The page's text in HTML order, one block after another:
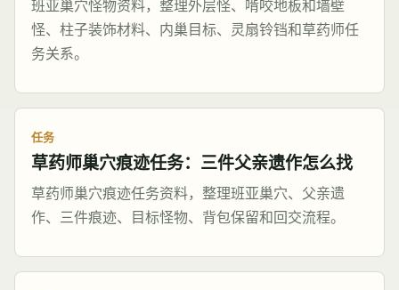
班亚巢穴怪物资料，整理外层怪、啃咬地板和墙壁
怪、柱子装饰材料、内巢目标、灵扇铃铛和草药师任
务关系。
任务
草药师巢穴痕迹任务：三件父亲遗作怎么找
草药师巢穴痕迹任务资料，整理班亚巢穴、父亲遗
作、三件痕迹、目标怪物、背包保留和回交流程。